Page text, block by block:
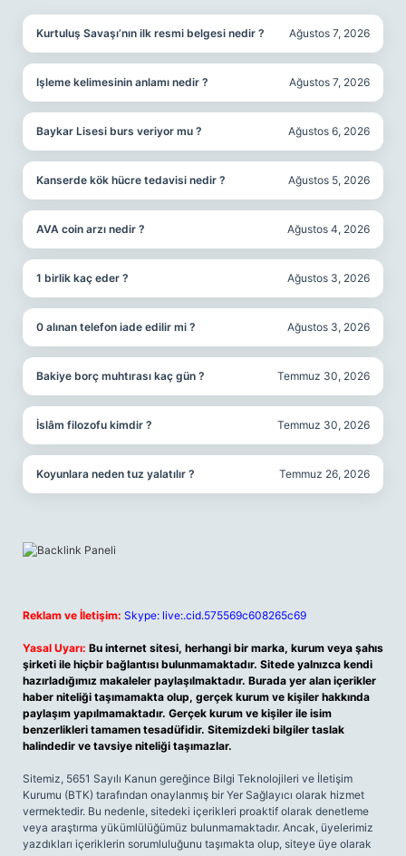
Kurtuluş Savaşı’nın ilk resmi belgesi nedir ? Ağustos 7, 2026
Işleme kelimesinin anlamı nedir ? Ağustos 7, 2026
Baykar Lisesi burs veriyor mu ? Ağustos 6, 2026
Kanserde kök hücre tedavisi nedir ? Ağustos 5, 2026
AVA coin arzı nedir ? Ağustos 4, 2026
1 birlik kaç eder ? Ağustos 3, 2026
0 alınan telefon iade edilir mi ? Ağustos 3, 2026
Bakiye borç muhtırası kaç gün ? Temmuz 30, 2026
İslâm filozofu kimdir ? Temmuz 30, 2026
Koyunlara neden tuz yalatılır ? Temmuz 26, 2026
Reklam ve İletişim: Skype: live:.cid.575569c608265c69
Yasal Uyarı: Bu internet sitesi, herhangi bir marka, kurum veya şahıs
şirketi ile hiçbir bağlantısı bulunmamaktadır. Sitede yalnızca kendi
hazırladığımız makaleler paylaşılmaktadır. Burada yer alan içerikler
haber niteliği taşımamakta olup, gerçek kurum ve kişiler hakkında
paylaşım yapılmamaktadır. Gerçek kurum ve kişiler ile isim
benzerlikleri tamamen tesadüfidir. Sitemizdeki bilgiler taslak
halindedir ve tavsiye niteliği taşımazlar.
Sitemiz, 5651 Sayılı Kanun gereğince Bilgi Teknolojileri ve İletişim
Kurumu (BTK) tarafından onaylanmış bir Yer Sağlayıcı olarak hizmet
vermektedir. Bu nedenle, sitedeki içerikleri proaktif olarak denetleme
veya araştırma yükümlülüğümüz bulunmamaktadır. Ancak, üyelerimiz
yazdıkları içeriklerin sorumluluğunu taşımakta olup, siteye üye olarak